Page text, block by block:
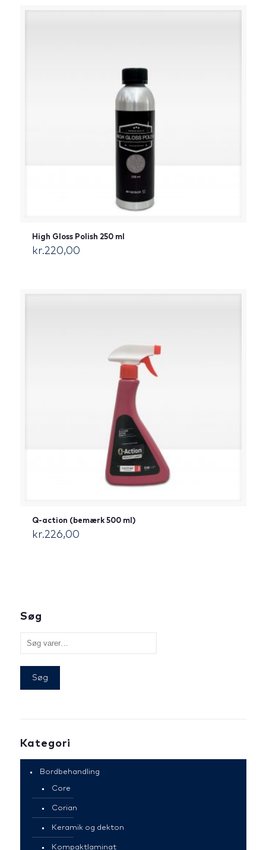
High Gloss Polish 250 ml
kr.220,00
Q-action (bemærk 500 ml)
kr.226,00
Søg
Søg
Kategori
Bordbehandling
Core
Corian
Keramik og dekton
Kompaktlaminat